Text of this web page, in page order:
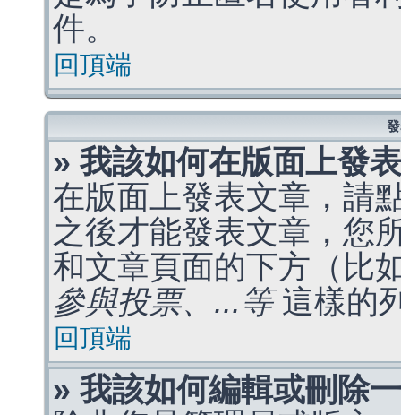
件。
回頂端
» 我該如何在版面上發
在版面上發表文章，請
之後才能發表文章，您
和文章頁面的下方（比
參與投票、...等這樣的
回頂端
» 我該如何編輯或刪除